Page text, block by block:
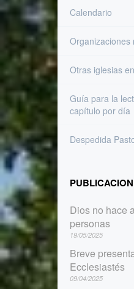
Calendario
Organizaciones
Otras iglesias
Guía para la
capítulo por día
Despedida
Dios no hace
personas
19/05/2025
Breve
Ecclesiastés
09/04/2025